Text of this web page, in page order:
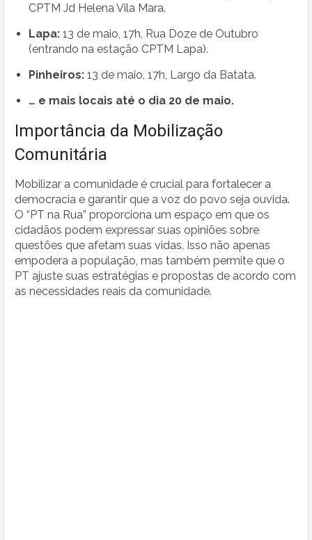
CPTM Jd Helena Vila Mara.
Lapa: 13 de maio, 17h, Rua Doze de Outubro
(entrando na estação CPTM Lapa).
Pinheiros: 13 de maio, 17h, Largo da Batata.
… e mais locais até o dia 20 de maio.
Importância da Mobilização
Comunitária
Mobilizar a comunidade é crucial para fortalecer a
democracia e garantir que a voz do povo seja ouvida.
O “PT na Rua” proporciona um espaço em que os
cidadãos podem expressar suas opiniões sobre
questões que afetam suas vidas. Isso não apenas
empodera a população, mas também permite que o
PT ajuste suas estratégias e propostas de acordo com
as necessidades reais da comunidade.